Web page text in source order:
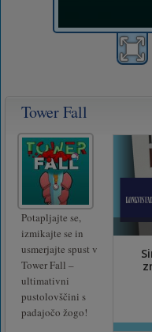
Tower Fall
Potapljajte se,
izmikajte se in
usmerjajte spust v
Tower Fall –
ultimativni
pustolovščini s
padajočo žogo!